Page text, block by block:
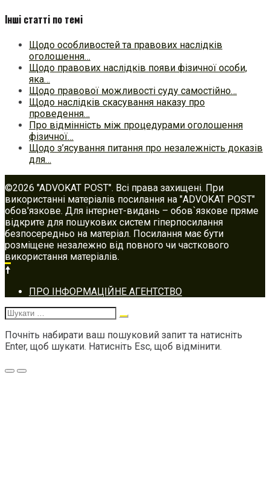
Інші статті по темі
Щодо особливостей та правових наслідків
оголошення…
Щодо правових наслідків появи фізичної особи,
яка…
Щодо правової можливості суду самостійно…
Щодо наслідків скасування наказу про
проведення…
Про відмінність між процедурами оголошення
фізичної…
Щодо з’ясування питання про незалежність доказів
для…
©2026 "ADVOKAT POST". Всі права захищені. При
використанні матеріалів посилання на "ADVOKAT POST"
обов'язкове. Для інтернет-видань – обов`язкове пряме
відкрите для пошукових систем гіперпосилання
безпосередньо на матеріал. Посилання має бути
розміщене незалежно від повного чи часткового
використання матеріалів.
Footer
navigation
ПРО ІНФОРМАЦІЙНЕ АГЕНТСТВО
Шукати:
Почніть набирати ваш пошуковий запит та натисніть
Enter, щоб шукати. Натисніть Esc, щоб відмінити.
Меню